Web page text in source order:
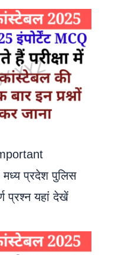
प्रदेश पुलिस
प्रश्न यहां देखें